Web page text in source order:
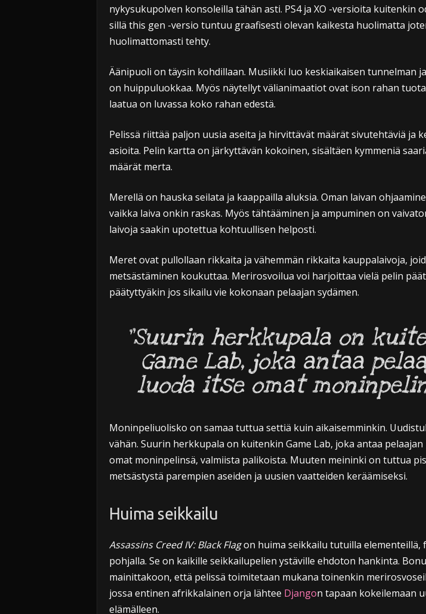
nykysukupolven konsoleilla tähän asti. PS4 ja XO -versioita kuitenkin
sillä this gen -versio tuntuu graafisesti olevan kaikesta huolimatta
huolimattomasti tehty.
Äänipuoli on täysin kohdillaan. Musiikki luo keskiaikaisen tunnelman
on huippuluokkaa. Myös näytellyt välianimaatiot ovat ison rahan
laatua on luvassa koko rahan edestä.
Pelissä riittää paljon uusia aseita ja hirvittävät määrät sivutehtäviä ja
asioita. Pelin kartta on järkyttävän kokoinen, sisältäen kymmeniä
määrät merta.
Merellä on hauska seilata ja kaappailla aluksia. Oman laivan
vaikka laiva onkin raskas. Myös tähtääminen ja ampuminen on
laivoja saakin upotettua kohtuullisen helposti.
Meret ovat pullollaan rikkaita ja vähemmän rikkaita kauppalaivoja,
metsästäminen koukuttaa. Merirosvoilua voi harjoittaa vielä pelin
päätyttyäkin jos sikailu vie kokonaan pelaajan sydämen.
”Suurin herkkupala on
Game Lab, joka antaa
luoda itse omat
Moninpeliuolisko on samaa tuttua settiä kuin aikaisemminkin.
vähän. Suurin herkkupala on kuitenkin Game Lab, joka antaa pelaajan
omat moninpelinsä, valmiista palikoista. Muuten meininki on tuttua
metsästystä parempien aseiden ja uusien vaatteiden keräämiseksi.
Huima seikkailu
Assassins Creed IV: Black Flagon huima seikkailu tutuilla elementeillä,
pohjalla. Se on kaikille seikkailupelien ystäville ehdoton hankinta.
mainittakoon, että pelissä toimitetaan mukana toinenkin
jossa entinen afrikkalainen orja lähtee Djangon tapaan kokeilemaan
elämälleen.